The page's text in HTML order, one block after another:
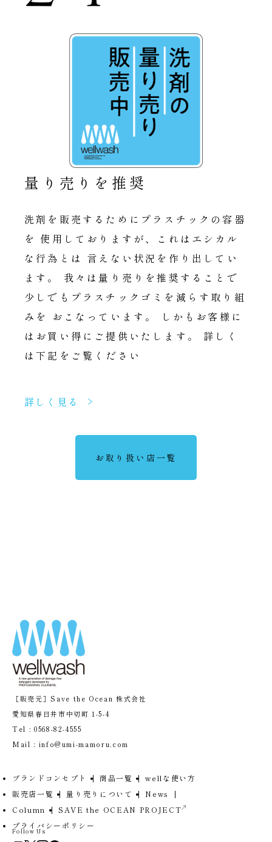
量り売りを推奨
洗剤を販売するためにプラスチックの容器
を 使用しておりますが、これはエシカル
な行為とは 言えない状況を作り出してい
ます。
我々は量り売りを推奨することで
少しでもプラスチックゴミを減らす取り組
みを おこなっています。
しかもお客様に
はお買い得にご提供いたします。
詳しく
は下記をご覧ください
詳しく見る
お取り扱い店一覧
［販売元］Save the Ocean 株式会社
愛知県春日井市中切町 1-5-4
Tel : 0568-82-4555
Mail : info@umi-mamoru.com
ブランドコンセプト 商品一覧
wellな使い方
販売店一覧
量り売りについて
News
Column
SAVE the OCEAN PROJECT
プライバシーポリシー
Follow Us